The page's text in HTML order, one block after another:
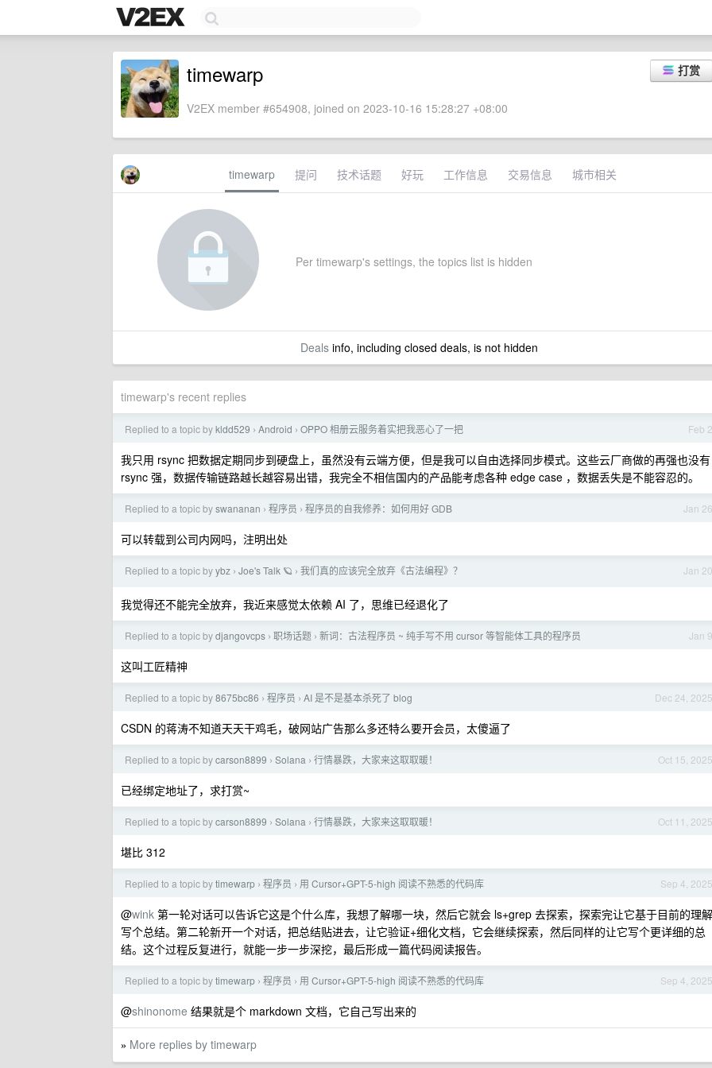
打赏
timewarp
V2EX member #654908, joined on 2023-10-16 15:28:27 +08:00
timewarp 提问 技术话题 好玩 工作信息 交易信息 城市相关
Per timewarp's settings, the topics list is hidden
Dealsinfo, including closed deals, is not hidden
timewarp's recent replies
Feb 2
Replied to a topic bykldd529 › Android › OPPO 相册云服务着实把我恶心了一把
我只用 rsync 把数据定期同步到硬盘上，虽然没有云端方便，但是我可以自由选择同步模式。这些云厂商做的再强也没有
rsync 强，数据传输链路越长越容易出错，我完全不相信国内的产品能考虑各种 edge case ，数据丢失是不能容忍的。
Jan 26
Replied to a topic byswananan › 程序员 › 程序员的自我修养：如何用好 GDB
可以转载到公司内网吗，注明出处
Jan 20
Replied to a topic byybz › Joe's Talk 🪐 › 我们真的应该完全放弃《古法编程》？
我觉得还不能完全放弃，我近来感觉太依赖 AI 了，思维已经退化了
Jan 9
Replied to a topic bydjangovcps › 职场话题 › 新词：古法程序员 ~ 纯手写不用 cursor 等智能体工具的程序员
这叫工匠精神
Dec 24, 2025
Replied to a topic by8675bc86 › 程序员 › AI 是不是基本杀死了 blog
CSDN 的蒋涛不知道天天干鸡毛，破网站广告那么多还特么要开会员，太傻逼了
Oct 15, 2025
Replied to a topic bycarson8899 › Solana › 行情暴跌，大家来这取取暖！
已经绑定地址了，求打赏~
Oct 11, 2025
Replied to a topic bycarson8899 › Solana › 行情暴跌，大家来这取取暖！
堪比 312
Sep 4, 2025
Replied to a topic bytimewarp › 程序员 › 用 Cursor+GPT-5-high 阅读不熟悉的代码库
@wink 第一轮对话可以告诉它这是个什么库，我想了解哪一块，然后它就会 ls+grep 去探索，探索完让它基于目前的理解
写个总结。第二轮新开一个对话，把总结贴进去，让它验证+细化文档，它会继续探索，然后同样的让它写个更详细的总
结。这个过程反复进行，就能一步一步深挖，最后形成一篇代码阅读报告。
Sep 4, 2025
Replied to a topic bytimewarp › 程序员 › 用 Cursor+GPT-5-high 阅读不熟悉的代码库
@shinonome 结果就是个 markdown 文档，它自己写出来的
» More replies by timewarp